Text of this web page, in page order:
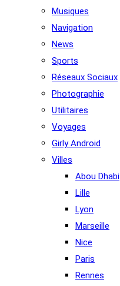
Musiques
Navigation
News
Sports
Réseaux Sociaux
Photographie
Utilitaires
Voyages
Girly Android
Villes
Abou Dhabi
Lille
Lyon
Marseille
Nice
Paris
Rennes